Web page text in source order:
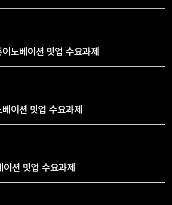
노베이션 밋업 수요과제
이션 밋업 수요과제
션 밋업 수요과제